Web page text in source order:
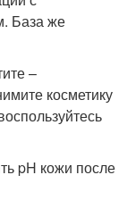
База же
–
косметику
pH кожи после